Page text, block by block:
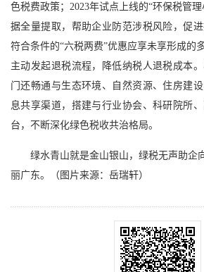
色税费政策；2023年试点上线的“环保税管
据全量提取，帮助企业防范涉税风险，促
符合条件的“六税两费”优惠应享未享形成的
主动发起退税流程，降低纳税人退税成本
门还畅通与生态环境、自然资源、住房建
息共享渠道，搭建与行业协会、科研院所
台，不断深化绿色税收共治格局。
绿水青山就是金山银山，绿税无声助企
丽广东。（图片来源：岳瑞轩）